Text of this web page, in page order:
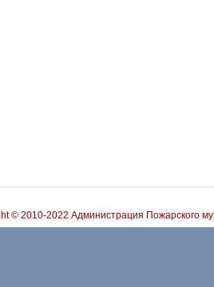
© 2010-2022 Администрация Пожарского